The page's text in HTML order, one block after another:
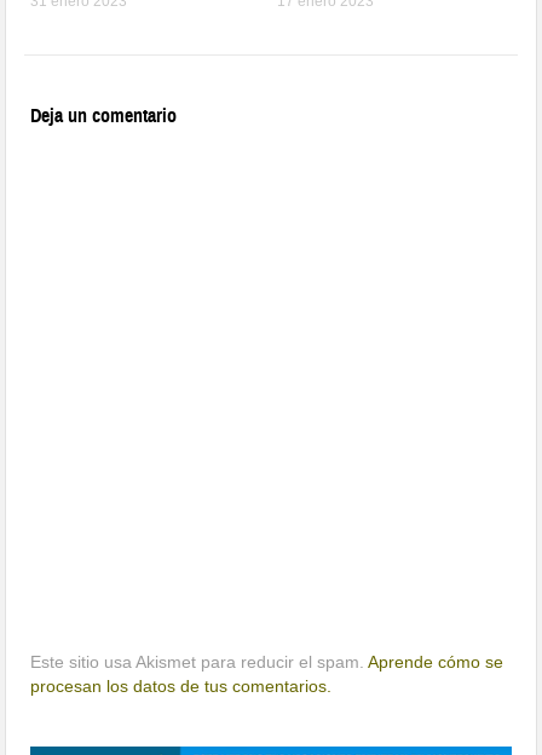
Deja un comentario
Este sitio usa Akismet para reducir el spam.Aprende cómo se
procesan los datos de tus comentarios.